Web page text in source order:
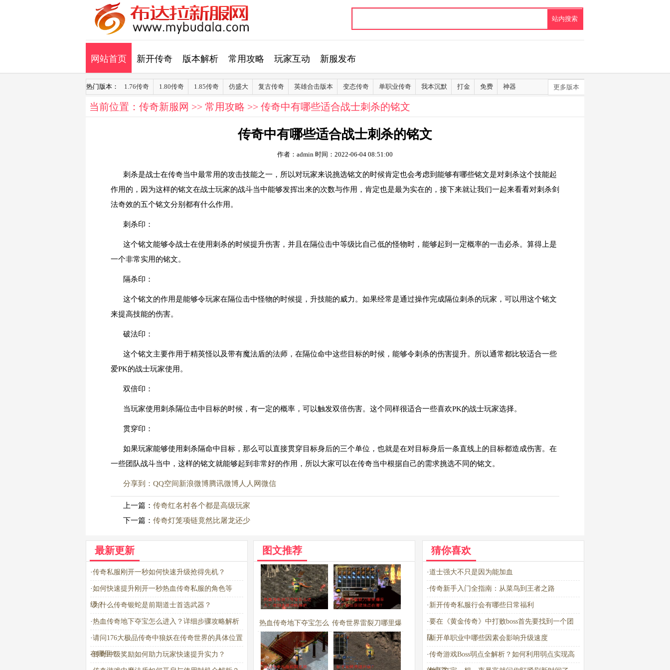
网站首页 新开传奇 版本解析 常用攻略 玩家互动 新服发布
热门版本： 1.76传奇 1.80传奇 1.85传奇 仿盛大 复古传奇 英雄合击版本 变态传奇 单职业传奇 我本沉默 打金 免费 神器 更多版本
当前位置： 传奇新服网 >> 常用攻略 >> 传奇中有哪些适合战士刺杀的铭文
传奇中有哪些适合战士刺杀的铭文
作者：admin 时间：2022-06-04 08:51:00
刺杀是战士在传奇当中最常用的攻击技能之一，所以对玩家来说挑选铭文的时候肯定也会考虑到能够有哪些铭文是对刺杀这个技能起
作用的，因为这样的铭文在战士玩家的战斗当中能够发挥出来的次数与作用，肯定也是最为实在的，接下来就让我们一起来看看对刺杀剑
法奇效的五个铭文分别都有什么作用。
刺杀印：
这个铭文能够令战士在使用刺杀的时候提升伤害，并且在隔位击中等级比自己低的怪物时，能够起到一定概率的一击必杀。算得上是
一个非常实用的铭文。
隔杀印：
这个铭文的作用是能够令玩家在隔位击中怪物的时候提，升技能的威力。如果经常是通过操作完成隔位刺杀的玩家，可以用这个铭文
来提高技能的伤害。
破法印：
这个铭文主要作用于精英怪以及带有魔法盾的法师，在隔位命中这些目标的时候，能够令刺杀的伤害提升。所以通常都比较适合一些
爱PK的战士玩家使用。
双倍印：
当玩家使用刺杀隔位击中目标的时候，有一定的概率，可以触发双倍伤害。这个同样很适合一些喜欢PK的战士玩家选择。
贯穿印：
如果玩家能够使用刺杀隔命中目标，那么可以直接贯穿目标身后的三个单位，也就是在对目标身后一条直线上的目标都造成伤害。在
一些团队战斗当中，这样的铭文就能够起到非常好的作用，所以大家可以在传奇当中根据自己的需求挑选不同的铭文。
分享到： QQ空间新浪微博腾讯微博人人网微信
上一篇： 传奇红名村各个都是高级玩家
下一篇： 传奇灯笼项链竟然比屠龙还少
最新更新
·传奇私服刚开一秒如何快速升级抢得先机？
·如何快速提升刚开一秒热血传奇私服的角色等
级？
·为什么传奇银蛇是前期道士首选武器？
·热血传奇地下夺宝怎么进入？详细步骤攻略解析
·请问176大极品传奇中狼妖在传奇世界的具体位置
在哪里？
·传奇冲级奖励如何助力玩家快速提升实力？
图文推荐
热血传奇地下夺宝怎么
进入？详细步骤攻略解
析
传奇世界雷裂刀哪里爆
率高？最佳获取地点在
哪？
猜你喜欢
·道士强大不只是因为能加血
·传奇新手入门全指南：从菜鸟到王者之路
· 新开传奇私服行会有哪些日常福利
·要在《黄金传奇》中打败boss首先要找到一个团
队
·新开单职业中哪些因素会影响升级速度
·传奇游戏Boss弱点全解析？如何利用弱点实现高